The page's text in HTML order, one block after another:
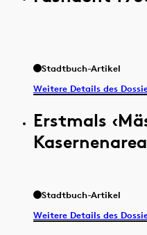
Stadtbuch-Artikel
Weitere Details des
Erstmals
Stadtbuch-Artikel
Weitere Details des